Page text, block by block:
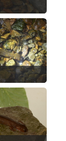
史静耸
15:17:18 中国
陈进民
中国